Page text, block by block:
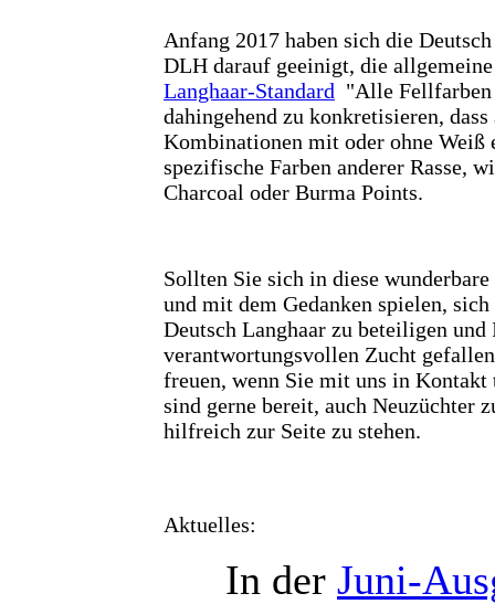
Anfang 2017 haben sich die
DLH darauf geeinigt, die
Langhaar-Standard "Alle
dahingehend zu konkretisieren,
Kombinationen mit oder ohne Weiß
spezifische Farben anderer Rasse,
Charcoal oder Burma Points.
Sollten Sie sich in diese
und mit dem Gedanken spielen,
Deutsch Langhaar zu beteiligen und
verantwortungsvollen Zucht
freuen, wenn Sie mit uns in Kontakt
sind gerne bereit, auch Neuzüchter
hilfreich zur Seite zu stehen.
Aktuelles:
In der Juni-